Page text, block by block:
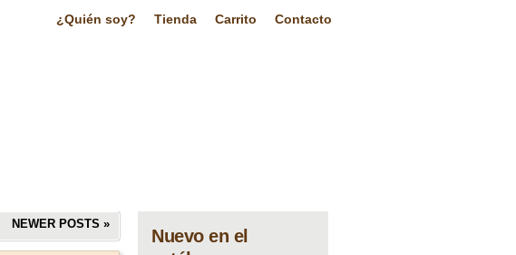
¿Quién soy? Tienda Carrito Contacto
NEWER POSTS »
Nuevo en el